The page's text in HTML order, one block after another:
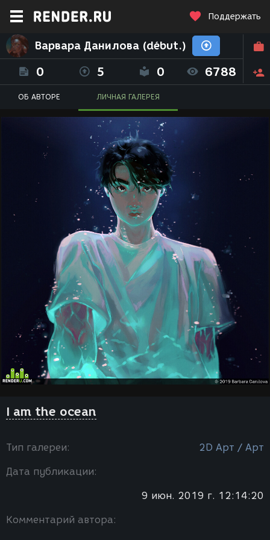
Поддержать
Варвара Данилова (début.)
0 5 0 6788
ОБ АВТОРЕ ЛИЧНАЯ ГАЛЕРЕЯ
I am the ocean
Тип галереи: 2D Арт / Арт
Дата публикации:
9 июн. 2019 г. 12:14:20
Комментарий автора: